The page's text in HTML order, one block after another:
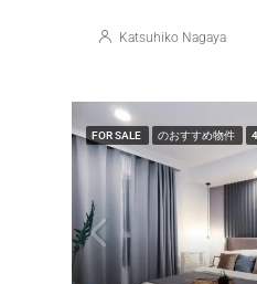
Katsuhiko Nagaya
FOR SALE のおすすめ物件